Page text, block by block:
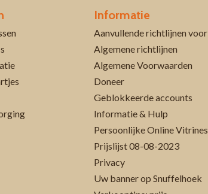
Informatie
Algemene richtlijnen
Algemene Voorwaarden
Doneer
Geblokkeerde accounts
Informatie & Hulp
Persoonlijke Online Vitrines
Prijslijst 08-08-2023
Privacy
Uw banner op Snuffelhoek